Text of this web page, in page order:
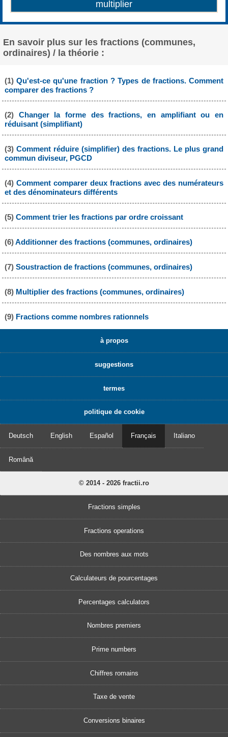
En savoir plus sur les fractions (communes,
ordinaires) / la théorie :
(1)Qu'est-ce qu'une fraction ? Types de fractions. Comment
comparer des fractions ?
(2) Changer la forme des fractions, en amplifiant ou en
réduisant (simplifiant)
(3) Comment réduire (simplifier) des fractions. Le plus grand
commun diviseur, PGCD
(4) Comment comparer deux fractions avec des numérateurs
et des dénominateurs différents
(5) Comment trier les fractions par ordre croissant
(6)Additionner des fractions (communes, ordinaires)
(7) Soustraction de fractions (communes, ordinaires)
(8) Multiplier des fractions (communes, ordinaires)
(9) Fractions comme nombres rationnels
à propos
suggestions
termes
politique de cookie
Deutsch English Español Français Italiano
Română
© 2014 - 2026 fractii.ro
Fractions simples
Fractions operations
Des nombres aux mots
Calculateurs de pourcentages
Percentages calculators
Nombres premiers
Prime numbers
Chiffres romains
Taxe de vente
Conversions binaires